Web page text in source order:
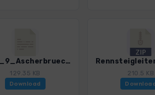
Renn_9_AscherbrueckHoerschel_4599_1.gpx
129.35 KB
Download
210.5 KB